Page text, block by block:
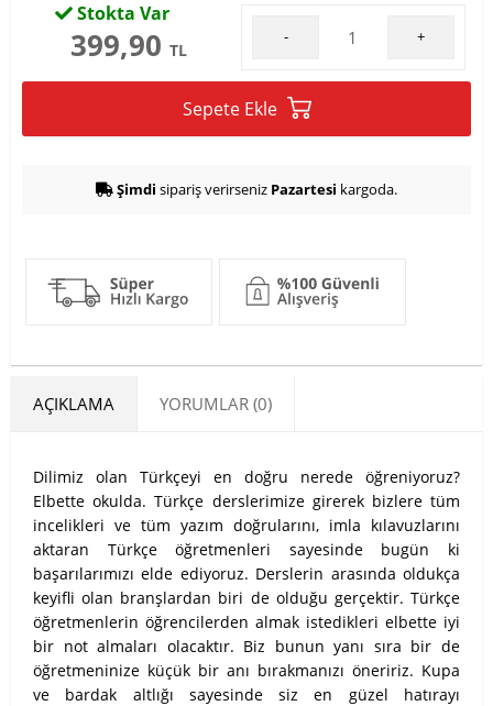
Stokta Var
399,90 TL
- +
Sepete Ekle
Şimdi sipariş verirseniz Pazartesi kargoda.
AÇIKLAMA YORUMLAR (0)
Dilimiz olan Türkçeyi en doğru nerede öğreniyoruz?
Elbette okulda. Türkçe derslerimize girerek bizlere tüm
incelikleri ve tüm yazım doğrularını, imla kılavuzlarını
aktaran Türkçe öğretmenleri sayesinde bugün ki
başarılarımızı elde ediyoruz. Derslerin arasında oldukça
keyifli olan branşlardan biri de olduğu gerçektir. Türkçe
öğretmenlerin öğrencilerden almak istedikleri elbette iyi
bir not almaları olacaktır. Biz bunun yanı sıra bir de
öğretmeninize küçük bir anı bırakmanızı öneririz. Kupa
ve bardak altlığı sayesinde siz en güzel hatırayı